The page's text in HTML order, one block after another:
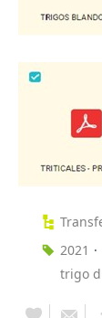
2021
trigo